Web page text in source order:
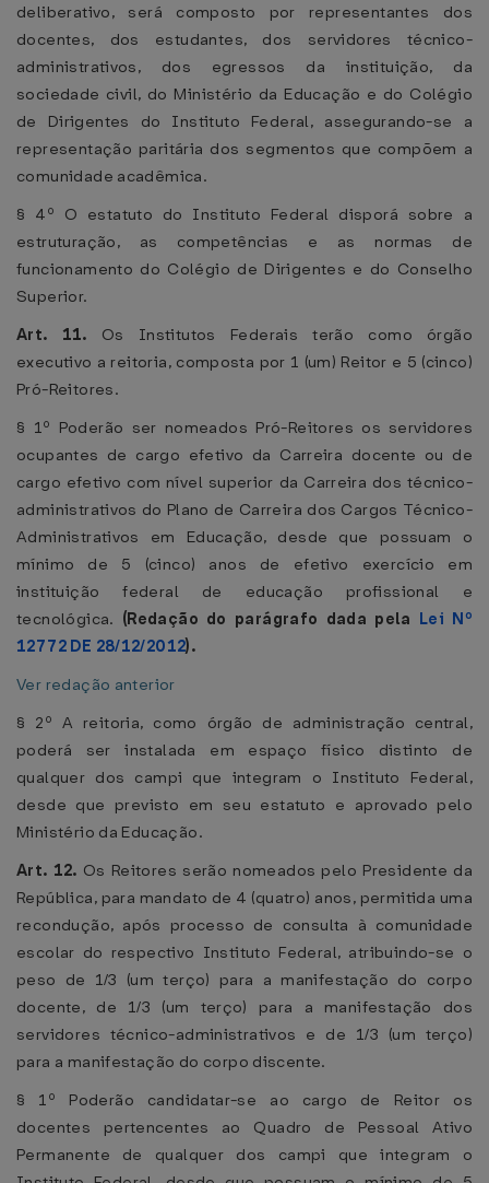
deliberativo, será composto por representantes dos
docentes, dos estudantes, dos servidores técnico-
administrativos, dos egressos da instituição, da
sociedade civil, do Ministério da Educação e do Colégio
de Dirigentes do Instituto Federal, assegurando-se a
representação paritária dos segmentos que compõem a
comunidade acadêmica.
§ 4º O estatuto do Instituto Federal disporá sobre a
estruturação, as competências e as normas de
funcionamento do Colégio de Dirigentes e do Conselho
Superior.
Art. 11. Os Institutos Federais terão como órgão
executivo a reitoria, composta por 1 (um) Reitor e 5 (cinco)
Pró-Reitores.
§ 1º Poderão ser nomeados Pró-Reitores os servidores
ocupantes de cargo efetivo da Carreira docente ou de
cargo efetivo com nível superior da Carreira dos técnico-
administrativos do Plano de Carreira dos Cargos Técnico-
Administrativos em Educação, desde que possuam o
mínimo de 5 (cinco) anos de efetivo exercício em
instituição federal de educação profissional e
tecnológica. (Redação do parágrafo dada pela Lei Nº
12772 DE 28/12/2012).
Ver redação anterior
§ 2º A reitoria, como órgão de administração central,
poderá ser instalada em espaço físico distinto de
qualquer dos campi que integram o Instituto Federal,
desde que previsto em seu estatuto e aprovado pelo
Ministério da Educação.
Art. 12. Os Reitores serão nomeados pelo Presidente da
República, para mandato de 4 (quatro) anos, permitida uma
recondução, após processo de consulta à comunidade
escolar do respectivo Instituto Federal, atribuindo-se o
peso de 1/3 (um terço) para a manifestação do corpo
docente, de 1/3 (um terço) para a manifestação dos
servidores técnico-administrativos e de 1/3 (um terço)
para a manifestação do corpo discente.
§ 1º Poderão candidatar-se ao cargo de Reitor os
docentes pertencentes ao Quadro de Pessoal Ativo
Permanente de qualquer dos campi que integram o